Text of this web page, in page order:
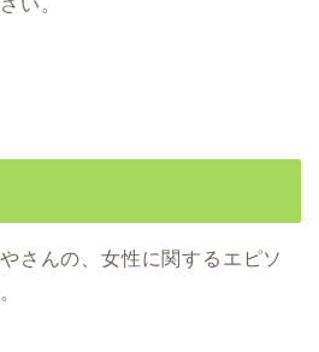
さんの、女性に関するエピソ